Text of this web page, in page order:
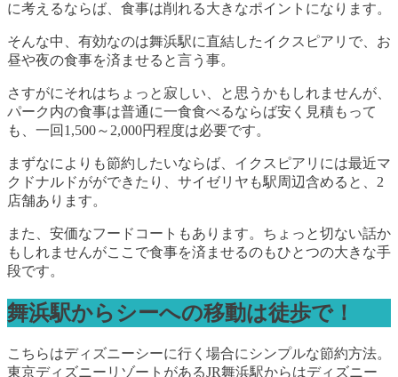
に考えるならば、食事は削れる大きなポイントになります。
そんな中、有効なのは舞浜駅に直結したイクスピアリで、お
昼や夜の食事を済ませると言う事。
さすがにそれはちょっと寂しい、と思うかもしれませんが、
パーク内の食事は普通に一食食べるならば安く見積もって
も、一回1,500～2,000円程度は必要です。
まずなによりも節約したいならば、イクスピアリには最近マ
クドナルドがができたり、サイゼリヤも駅周辺含めると、2
店舗あります。
また、安価なフードコートもあります。ちょっと切ない話か
もしれませんがここで食事を済ませるのもひとつの大きな手
段です。
舞浜駅からシーへの移動は徒歩で！
こちらはディズニーシーに行く場合にシンプルな節約方法。
東京ディズニーリゾートがあるJR舞浜駅からはディズニー